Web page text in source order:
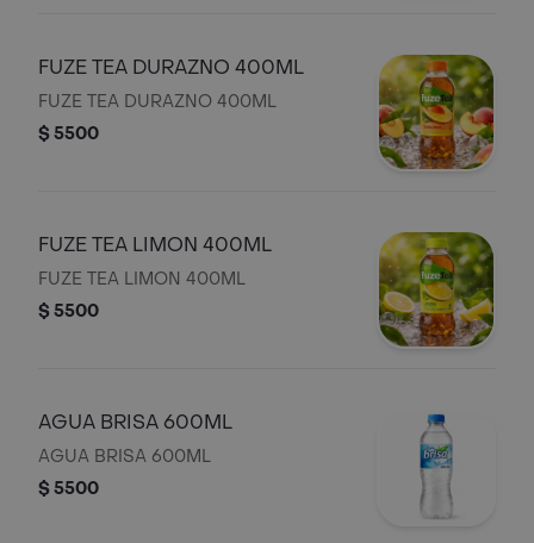
FUZE TEA DURAZNO 400ML
FUZE TEA DURAZNO 400ML
$ 5500
FUZE TEA LIMON 400ML
FUZE TEA LIMON 400ML
$ 5500
AGUA BRISA 600ML
AGUA BRISA 600ML
$ 5500